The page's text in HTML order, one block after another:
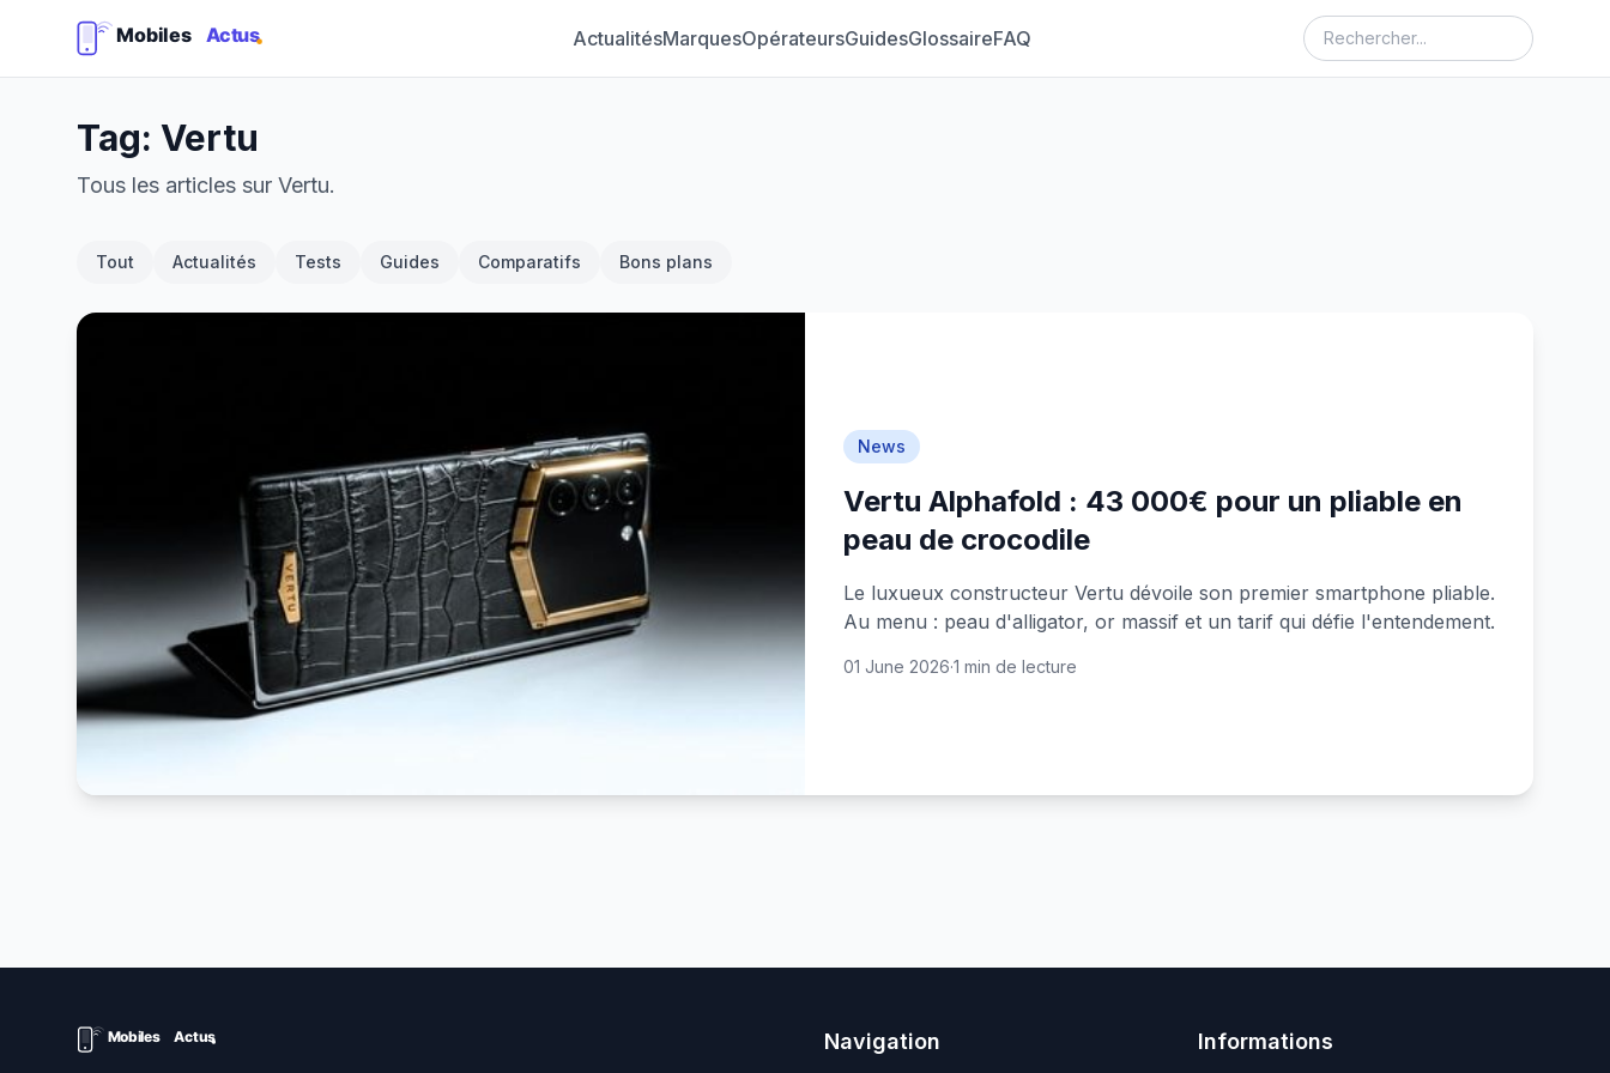
ActualitésMarquesOpérateursGuidesGlossaireFAQ
Tag: Vertu
Tous les articles sur Vertu.
Tout Actualités Tests Guides Comparatifs Bons plans
News
Vertu Alphafold : 43 000€ pour un pliable en
peau de crocodile
Le luxueux constructeur Vertu dévoile son premier smartphone pliable.
Au menu : peau d'alligator, or massif et un tarif qui défie l'entendement.
01 June 2026·1 min de lecture
Navigation Informations